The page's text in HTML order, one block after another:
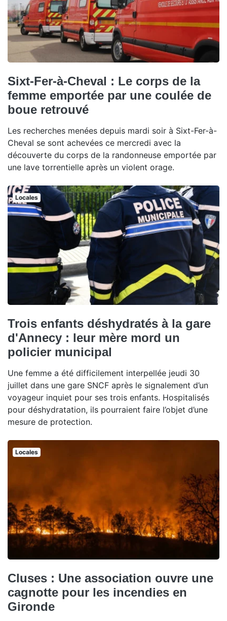
Sixt-Fer-à-Cheval : Le corps de la
femme emportée par une coulée de
boue retrouvé
Les recherches menées depuis mardi soir à Sixt-Fer-à-
Cheval se sont achevées ce mercredi avec la
découverte du corps de la randonneuse emportée par
une lave torrentielle après un violent orage.
Locales
Trois enfants déshydratés à la gare
d'Annecy : leur mère mord un
policier municipal
Une femme a été difficilement interpellée jeudi 30
juillet dans une gare SNCF après le signalement d’un
voyageur inquiet pour ses trois enfants. Hospitalisés
pour déshydratation, ils pourraient faire l’objet d’une
mesure de protection.
Locales
Cluses : Une association ouvre une
cagnotte pour les incendies en
Gironde